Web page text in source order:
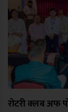
रोटरी क्लब अफ